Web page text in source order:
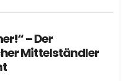
– Der
Mittelständler